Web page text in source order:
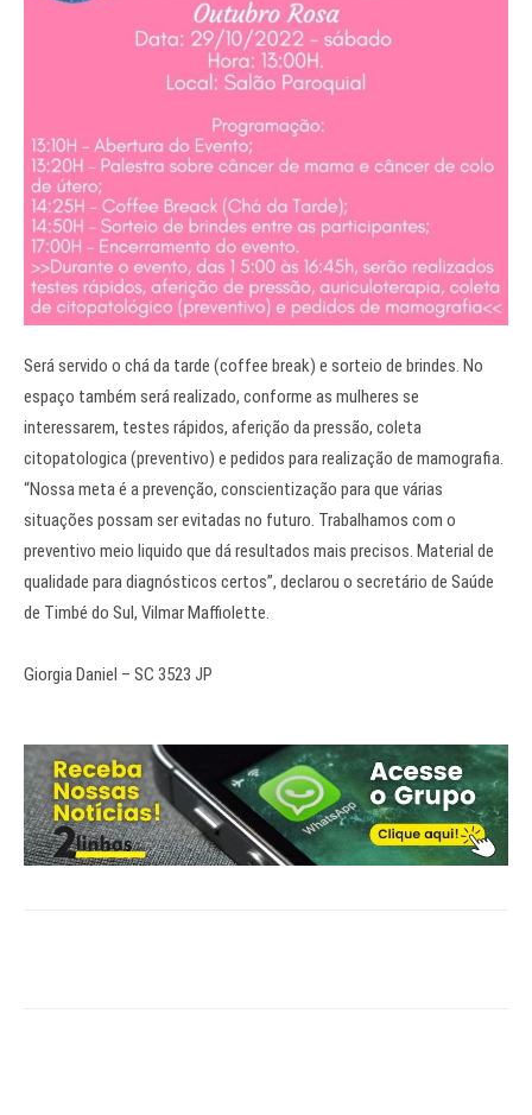
Será servido o chá da tarde (coffee break) e sorteio de brindes. No
espaço também será realizado, conforme as mulheres se
interessarem, testes rápidos, aferição da pressão, coleta
citopatologica (preventivo) e pedidos para realização de mamografia.
“Nossa meta é a prevenção, conscientização para que várias
situações possam ser evitadas no futuro. Trabalhamos com o
preventivo meio liquido que dá resultados mais precisos. Material de
qualidade para diagnósticos certos”, declarou o secretário de Saúde
de Timbé do Sul, Vilmar Maffiolette.
Giorgia Daniel – SC 3523 JP